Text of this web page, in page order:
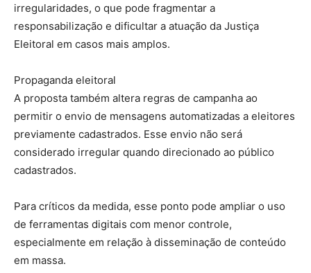
irregularidades, o que pode fragmentar a
responsabilização e dificultar a atuação da Justiça
Eleitoral em casos mais amplos.
Propaganda eleitoral
A proposta também altera regras de campanha ao
permitir o envio de mensagens automatizadas a eleitores
previamente cadastrados. Esse envio não será
considerado irregular quando direcionado ao público
cadastrados.
Para críticos da medida, esse ponto pode ampliar o uso
de ferramentas digitais com menor controle,
especialmente em relação à disseminação de conteúdo
em massa.